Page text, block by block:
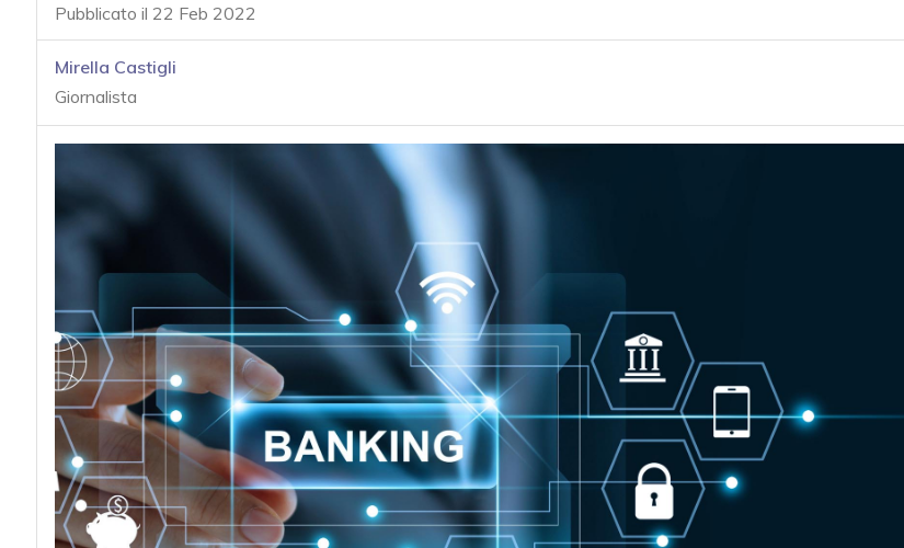
Pubblicato il 22 Feb 2022
Mirella Castigli
Giornalista